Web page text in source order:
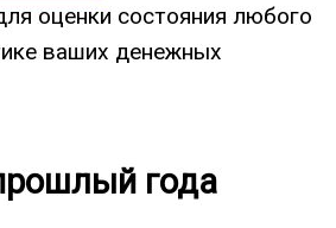
оценки состояния любого
ваших денежных
года